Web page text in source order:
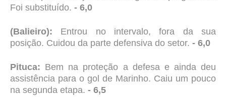
Foi substituído. - 6,0
(Balieiro): Entrou no intervalo, fora da sua
posição. Cuidou da parte defensiva do setor. - 6,0
Pituca: Bem na proteção a defesa e ainda deu
assistência para o gol de Marinho. Caiu um pouco
na segunda etapa. - 6,5